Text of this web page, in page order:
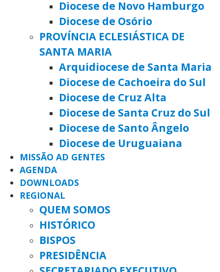
Diocese de Novo Hamburgo
Diocese de Osório
PROVÍNCIA ECLESIÁSTICA DE
SANTA MARIA
Arquidiocese de Santa Maria
Diocese de Cachoeira do Sul
Diocese de Cruz Alta
Diocese de Santa Cruz do Sul
Diocese de Santo Ângelo
Diocese de Uruguaiana
MISSÃO AD GENTES
AGENDA
DOWNLOADS
REGIONAL
QUEM SOMOS
HISTÓRICO
BISPOS
PRESIDÊNCIA